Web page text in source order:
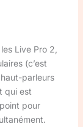
Live Pro 2,
(c’est
parleurs
qui est
pour